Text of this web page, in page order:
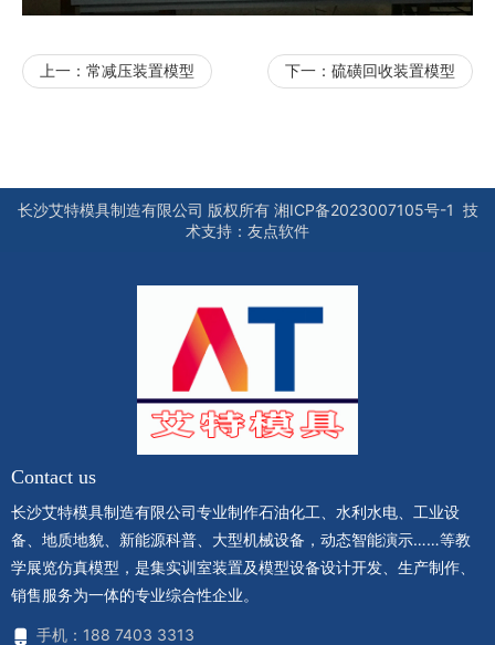
上一： 常减压装置模型 下一： 硫磺回收装置模型
长沙艾特模具制造有限公司 版权所有 湘ICP备2023007105号-1 技
术支持： 友点软件
Contact us
长沙艾特模具制造有限公司专业制作石油化工、水利水电、工业设
备、地质地貌、新能源科普、大型机械设备，动态智能演示……等教
学展览仿真模型，是集实训室装置及模型设备设计开发、生产制作、
销售服务为一体的专业综合性企业。
手机：188 7403 3313